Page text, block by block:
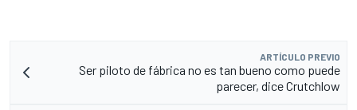
ARTÍCULO PREVIO
Ser piloto de fábrica no es tan bueno como puede
parecer, dice Crutchlow